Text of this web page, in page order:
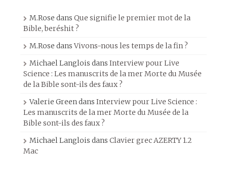
M.Rose dans Que signifie le premier mot de la
Bible, beréshit ?
M.Rose dansVivons-nous les temps de la fin ?
Michael Langlois dans Interview pour Live
Science : Les manuscrits de la mer Morte du Musée
de la Bible sont-ils des faux ?
Valerie Greendans Interview pour Live Science :
Les manuscrits de la mer Morte du Musée de la
Bible sont-ils des faux ?
Michael Langlois dans Clavier grec AZERTY 1.2
Mac